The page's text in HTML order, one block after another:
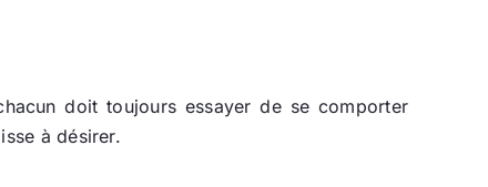
doit toujours essayer de se comporter
à désirer.